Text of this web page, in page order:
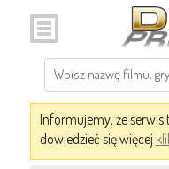
Informujemy, że serwis
dowiedzieć się więcej